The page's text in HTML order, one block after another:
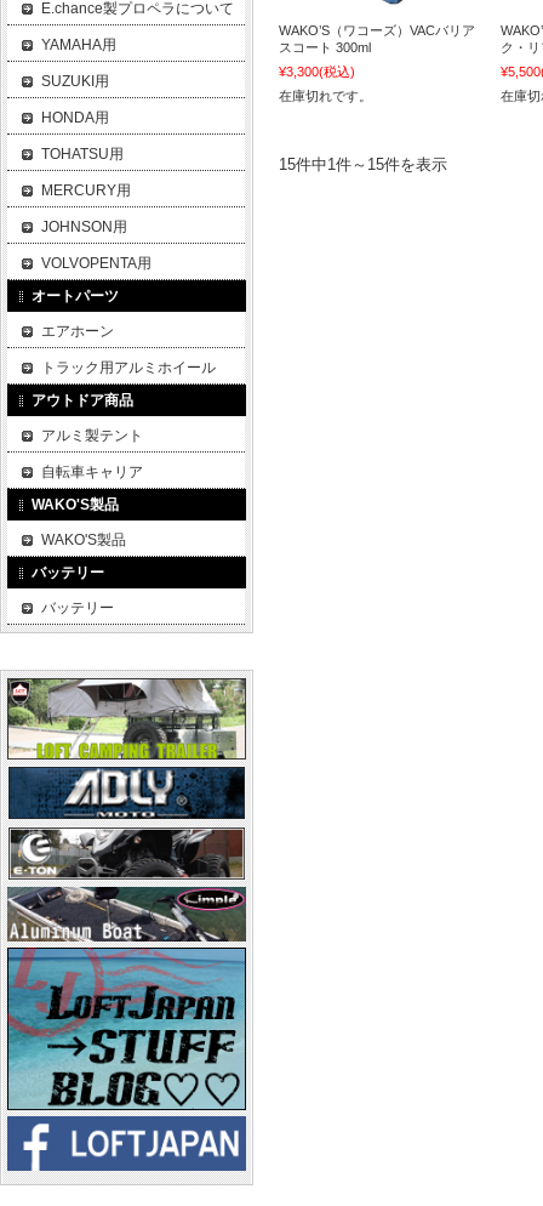
WAKO’S（ワコーズ）VACバリア
スコート 300ml
¥3,300(税込)
在庫切れです。
ク・
¥5,500
在庫
15件中1件～15件を表示
E.chance製プロペラについて
YAMAHA用
SUZUKI用
HONDA用
TOHATSU用
MERCURY用
JOHNSON用
VOLVOPENTA用
オートパーツ
エアホーン
トラック用アルミホイール
アウトドア商品
アルミ製テント
自転車キャリア
WAKO'S製品
WAKO'S製品
バッテリー
バッテリー